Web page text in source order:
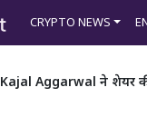
CRYPTO NEWS
Kajal Aggarwal ने शेयर की